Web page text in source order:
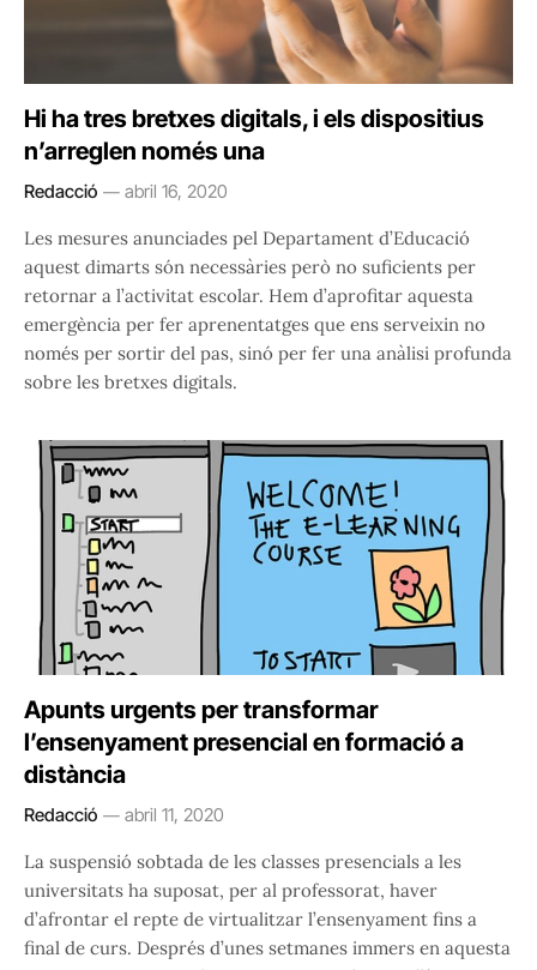
Hi ha tres bretxes digitals, i els dispositius
n’arreglen només una
Redacció abril 16, 2020
Les mesures anunciades pel Departament d’Educació
aquest dimarts són necessàries però no suficients per
retornar a l’activitat escolar. Hem d’aprofitar aquesta
emergència per fer aprenentatges que ens serveixin no
només per sortir del pas, sinó per fer una anàlisi profunda
sobre les bretxes digitals.
Apunts urgents per transformar
l’ensenyament presencial en formació a
distància
Redacció abril 11, 2020
La suspensió sobtada de les classes presencials a les
universitats ha suposat, per al professorat, haver
d’afrontar el repte de virtualitzar l’ensenyament fins a
final de curs. Després d’unes setmanes immers en aquesta